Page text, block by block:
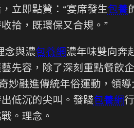
立即點贊：“宴席發生包養
拾，既環保又合規。”
念與濃包養網濃年味雙向奔
先容，除了深刻重點餐飲
妙融進傳統年俗運動，領
低沉的尖叫。發踐包養網
。理念。